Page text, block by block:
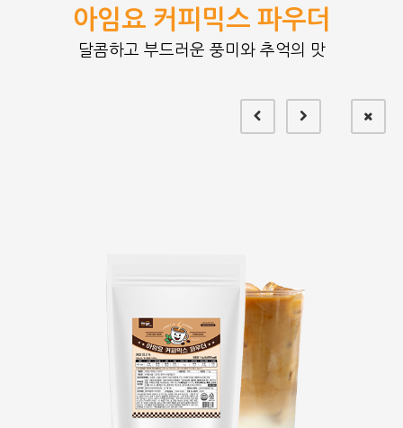
아임요 커피믹스 파우더
달콤하고 부드러운 풍미와 추억의 맛